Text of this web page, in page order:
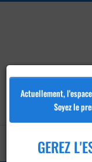
Actuellement,
Soyez le
GEREZ